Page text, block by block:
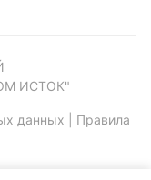
ИСТОК"
данных
Правила